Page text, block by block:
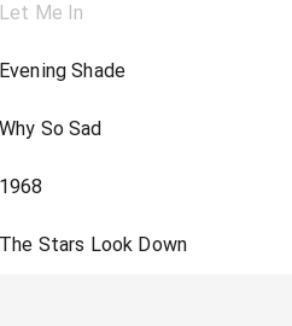
Let Me In
Evening Shade
Why So Sad
1968
The Stars Look Down